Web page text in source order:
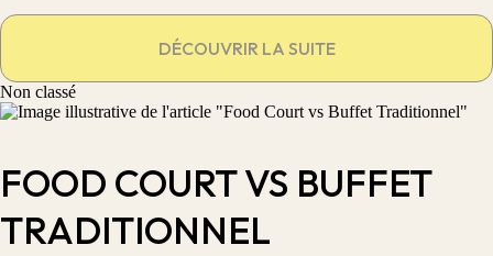
DÉCOUVRIR LA SUITE
Non classé
FOOD COURT VS BUFFET
TRADITIONNEL